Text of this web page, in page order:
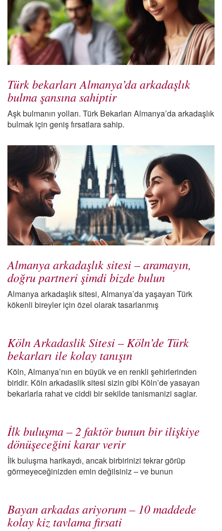
Türk bekarları Almanya’da arkadaşlık
bulma şansına sahiptir
Aşk bulmanın yolları. Türk Bekarları Almanya’da arkadaşlık
bulmak için geniş fırsatlara sahip.
Almanya arkadaşlık sitesi – aramayın,
doğru partneri şimdi bizde bulun
Almanya arkadaşlık sitesi, Almanya’da yaşayan Türk
kökenli bireyler için özel olarak tasarlanmış
Köln Arkadaslik Sitesi – Köln’de Türk
bekarları ile kolay tanışın
Köln, Almanya’nın en büyük ve en renkli şehirlerinden
biridir. Köln arkadaslik sitesi sizin gibi Köln’de yasayan
bekarlarla rahat ve ciddi bir sekilde tanismanizi saglar.
İlk buluşma – 2 faktör bunun bir ilişkiye
dönüşeceğini karar verir
İlk buluşma harikaydı, ancak birbirinizi tekrar görüp
görmeyeceğinizden emin değilsiniz – ve bunun
Bayan arkadas ariyorum – 10 maddede
kolay kiz tavlama firsati